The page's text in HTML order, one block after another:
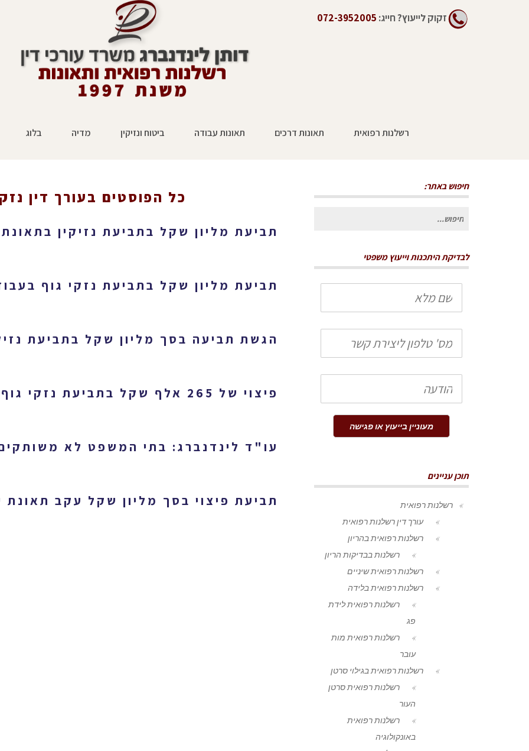
זקוק לייעוץ?חייג: 072-3952005
רשלנות רפואית תאונות דרכים תאונות עבודה ביטוח ונזיקין מדיה בלוג
כל הפוסטים בעורך דין
תביעת מליון שקל בתביעת נזיקין
תביעת מליון שקל בתביעת נזקי גוף
הגשת תביעה בסך מליון שקל בתביעת
פיצוי של 265 אלף שקל בתביעת נזקי גוף בעבודה
עו"ד לינדנברג: בתי המשפט לא
תביעת פיצוי בסך מליון שקל עקב תאונת
חיפוש באתר:
חיפוש
לבדיקת היתכנות וייעוץ משפטי
שם
מלא
טלפון
הודעה
מעוניין בייעוץ או פגישה
תוכן עניינים
רשלנות רפואית
עורך דין רשלנות רפואית
רשלנות רפואית בהריון
רשלנות בבדיקות הריון
רשלנות רפואית שיניים
רשלנות רפואית בלידה
רשלנות רפואית לידת
פג
רשלנות רפואית מות
עובר
רשלנות רפואית בגילוי סרטן
רשלנות רפואית סרטן
העור
רשלנות רפואית
באונקולוגיה